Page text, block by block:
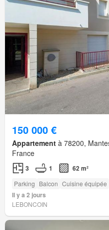
150 000 €
Appartement à 78200,
France
3 1 62 m²
Parking Balcon Cuisine équipée
Il y a 2 jours
LEBONCOIN